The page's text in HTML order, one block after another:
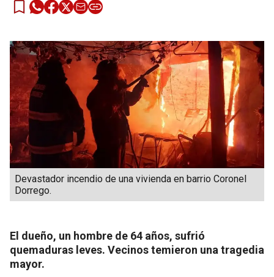
Devastador incendio de una vivienda en barrio Coronel
Dorrego.
El dueño, un hombre de 64 años, sufrió
quemaduras leves. Vecinos temieron una tragedia
mayor.